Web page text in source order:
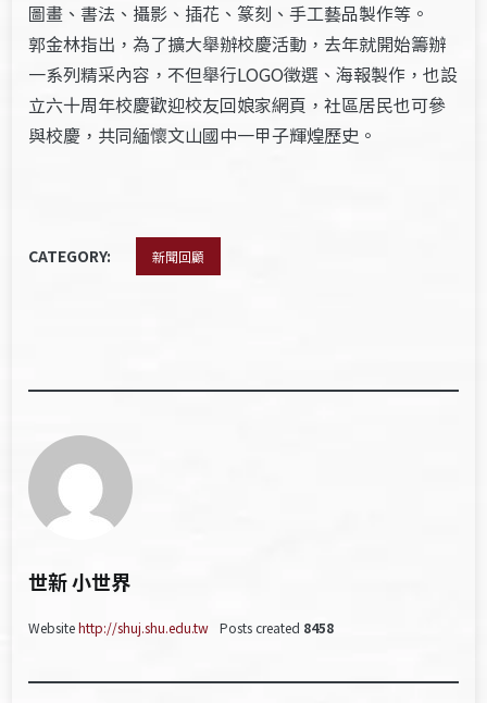
圖畫、書法、攝影、插花、篆刻、手工藝品製作等。
郭金林指出，為了擴大舉辦校慶活動，去年就開始籌辦
一系列精采內容，不但舉行LOGO徵選、海報製作，也設
立六十周年校慶歡迎校友回娘家網頁，社區居民也可參
與校慶，共同緬懷文山國中一甲子輝煌歷史。
CATEGORY: 新聞回顧
世新 小世界
Websitehttp://shuj.shu.edu.tw Posts created 8458